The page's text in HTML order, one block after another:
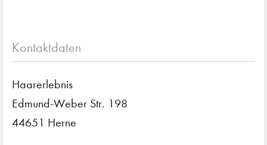
Kontaktdaten
Haarerlebnis
Edmund-Weber Str. 198
44651 Herne